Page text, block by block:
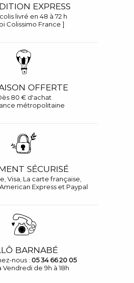
EXPRESS
livré en 48 à 72 h
Colissimo France ]
OFFERTE
80 € d'achat
métropolitaine
SÉCURISÉ
Visa, La carte française,
Express et Paypal
BARNABÉ
nous : 05 34 66 20 05
Vendredi de 9h à 18h